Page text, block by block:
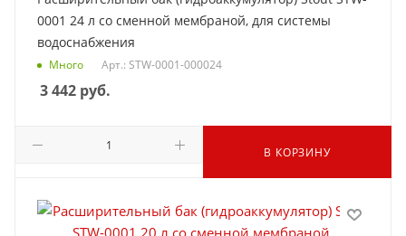
0001 24 л со сменной мембраной, для системы
водоснабжения
Много Арт.: STW-0001-000024
3 442 руб.
В КОРЗИНУ